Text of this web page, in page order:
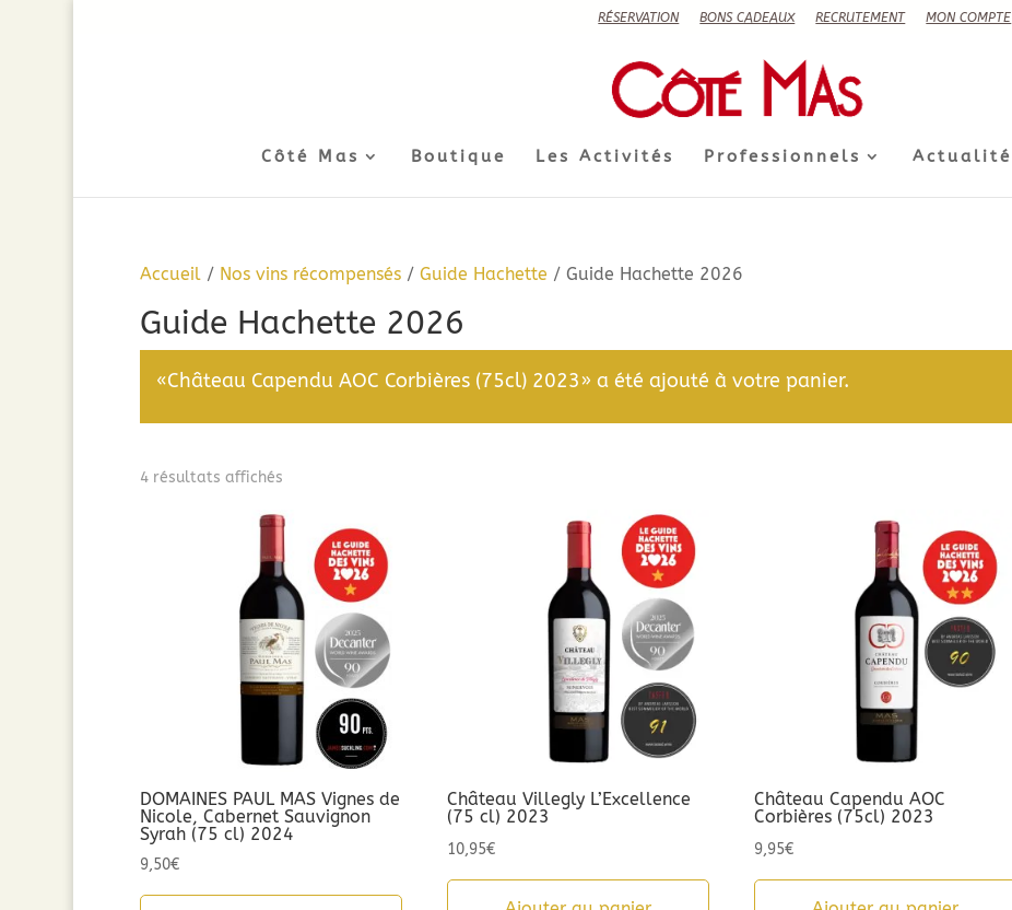
RÉSERVATION BONS CADEAUX RECRUTEMENT MON COMPTE
Côté Mas Boutique Les Activités Professionnels Actualité
Accueil/ Nos vins récompensés/ Guide Hachette / Guide Hachette 2026
Guide Hachette 2026
«Château Capendu AOC Corbières (75cl) 2023» a été ajouté à votre panier.
4 résultats affichésTrié
popularité
DOMAINES PAUL MAS Vignes de
Nicole, Cabernet Sauvignon
Syrah (75 cl) 2024
9,50€
Château Villegly L’Excellence
(75 cl) 2023
10,95€
Château Capendu AOC
Corbières (75cl) 2023
9,95€